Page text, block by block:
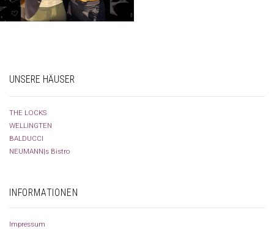
UNSERE HÄUSER
THE LOCKS
WELLINGTEN
BALDUCCI
NEUMANN|s Bistro
INFORMATIONEN
Impressum